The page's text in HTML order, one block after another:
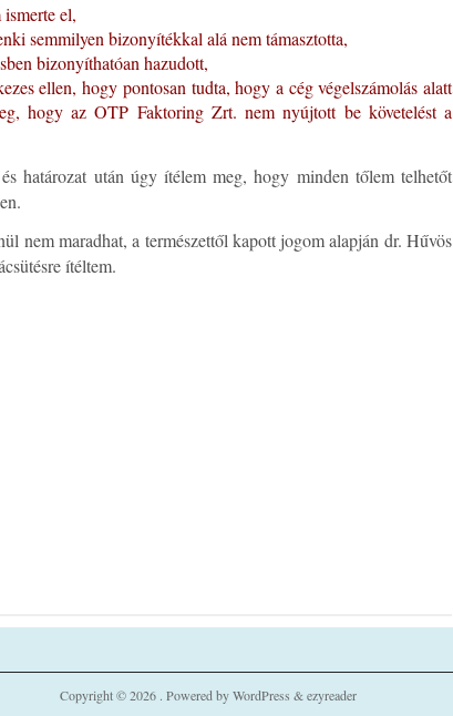
el,
semmilyen bizonyítékkal alá nem támasztotta,
bizonyíthatóan hazudott,
ellen, hogy pontosan tudta, hogy a cég végelszámolás alatt
hogy az OTP Faktoring Zrt. nem nyújtott be követelést a
határozat után úgy ítélem meg, hogy minden tőlem telhetőt
nem maradhat, a természettől kapott jogom alapján dr. Hűvös
ítéltem.
Copyright © 2026 . Powered byWordPress & ezyreader